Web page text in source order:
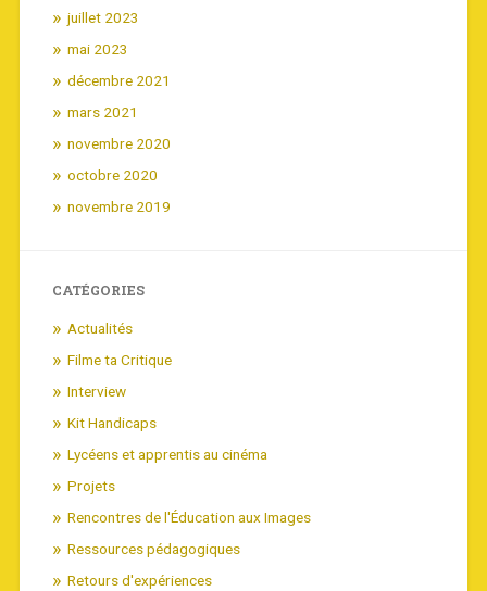
juillet 2023
mai 2023
décembre 2021
mars 2021
novembre 2020
octobre 2020
novembre 2019
CATÉGORIES
Actualités
Filme ta Critique
Interview
Kit Handicaps
Lycéens et apprentis au cinéma
Projets
Rencontres de l'Éducation aux Images
Ressources pédagogiques
Retours d'expériences